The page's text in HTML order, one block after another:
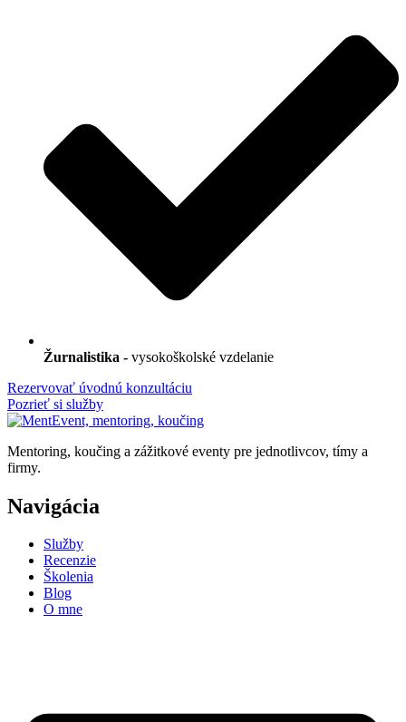
Žurnalistika - vysokoškolské vzdelanie
Rezervovať úvodnú konzultáciu
Pozrieť si služby
Mentoring, koučing a zážitkové eventy pre jednotlivcov, tímy a
firmy.
Navigácia
Služby
Recenzie
Školenia
Blog
O mne